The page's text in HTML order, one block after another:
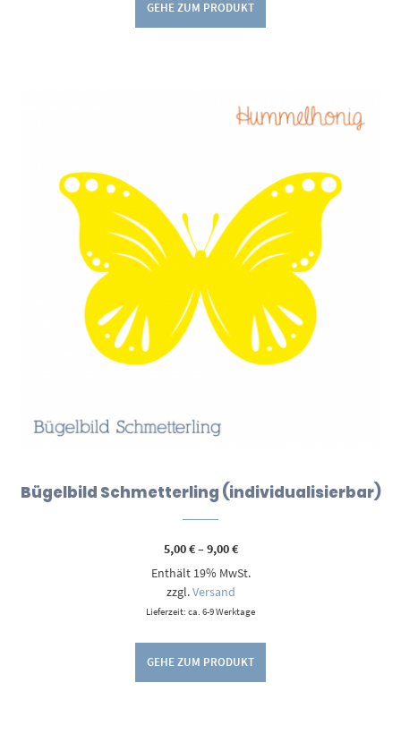
GEHE ZUM PRODUKT
Bügelbild Schmetterling (individualisierbar)
5,00€–9,00€Preisspanne:
bis
Enthält 19% MwSt.
zzgl.Versand
Lieferzeit: ca. 6-9 Werktage
GEHE ZUM PRODUKT